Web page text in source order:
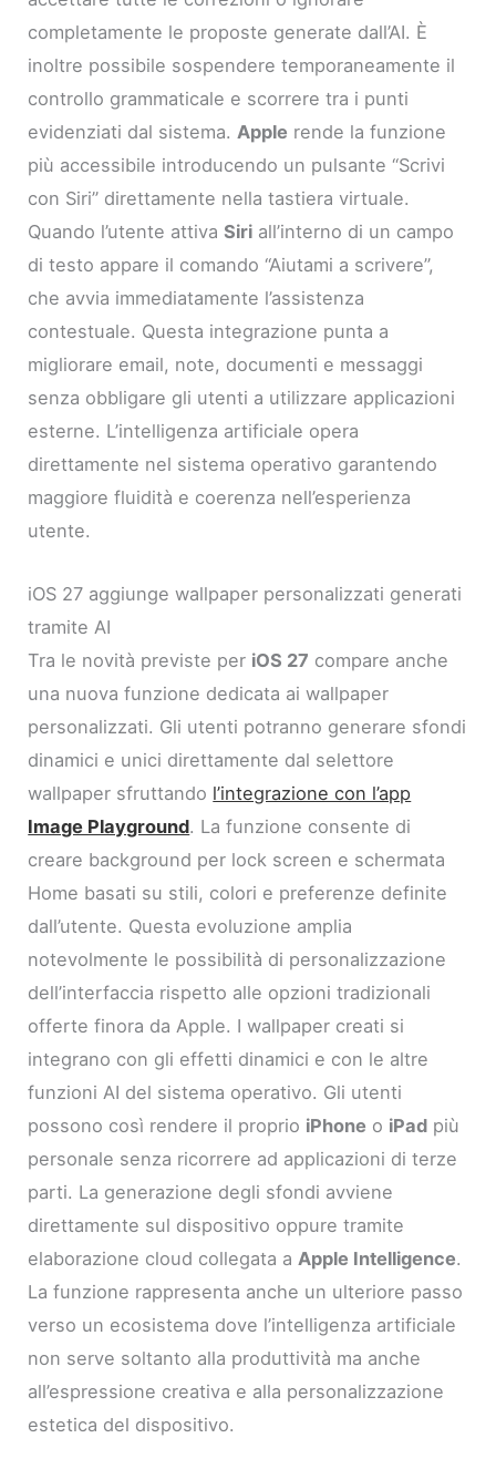
completamente le proposte generate dall’AI. È
inoltre possibile sospendere temporaneamente il
controllo grammaticale e scorrere tra i punti
evidenziati dal sistema.Apple rende la funzione
più accessibile introducendo un pulsante “Scrivi
con Siri” direttamente nella tastiera virtuale.
Quando l’utente attivaSiri all’interno di un campo
di testo appare il comando “Aiutami a scrivere”,
che avvia immediatamente l’assistenza
contestuale. Questa integrazione punta a
migliorare email, note, documenti e messaggi
senza obbligare gli utenti a utilizzare applicazioni
esterne. L’intelligenza artificiale opera
direttamente nel sistema operativo garantendo
maggiore fluidità e coerenza nell’esperienza
utente.
iOS 27 aggiunge wallpaper personalizzati generati
tramite AI
Tra le novità previste per iOS 27 compare anche
una nuova funzione dedicata ai wallpaper
personalizzati. Gli utenti potranno generare sfondi
dinamici e unici direttamente dal selettore
wallpaper sfruttando l’integrazione con l’app
Image Playground. La funzione consente di
creare background per lock screen e schermata
Home basati su stili, colori e preferenze definite
dall’utente. Questa evoluzione amplia
notevolmente le possibilità di personalizzazione
dell’interfaccia rispetto alle opzioni tradizionali
offerte finora da Apple. I wallpaper creati si
integrano con gli effetti dinamici e con le altre
funzioni AI del sistema operativo. Gli utenti
possono così rendere il proprio iPhone o iPad più
personale senza ricorrere ad applicazioni di terze
parti. La generazione degli sfondi avviene
direttamente sul dispositivo oppure tramite
elaborazione cloud collegata a Apple Intelligence.
La funzione rappresenta anche un ulteriore passo
verso un ecosistema dove l’intelligenza artificiale
non serve soltanto alla produttività ma anche
all’espressione creativa e alla personalizzazione
estetica del dispositivo.